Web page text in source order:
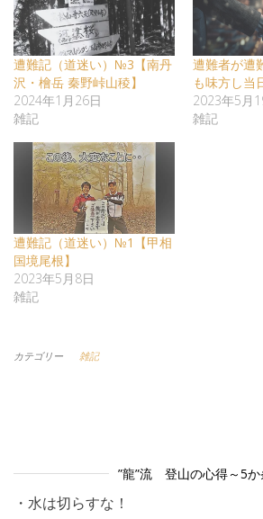
遭難記（道迷い）№3【南丹
沢・檜岳 秦野峠山稜】
2024年1月26日
雑記
遭難者が遭
も味方し当
2023年5月
雑記
遭難記（道迷い）№1【甲相
国境尾根】
2023年5月8日
雑記
カテゴリー 雑記
”龍”流 登山の心得～5か
・水は切らすな！